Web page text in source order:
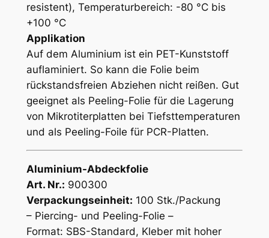
resistent), Temperaturbereich: -80 °C bis
+100 °C
Applikation
Auf dem Aluminium ist ein PET-Kunststoff
auflaminiert. So kann die Folie beim
rückstandsfreien Abziehen nicht reißen. Gut
geeignet als Peeling-Folie für die Lagerung
von Mikrotiterplatten bei Tiefsttemperaturen
und als Peeling-Foile für PCR-Platten.
Aluminium-Abdeckfolie
Art. Nr.: 900300
Verpackungseinheit: 100 Stk./Packung
– Piercing- und Peeling-Folie –
Format: SBS-Standard, Kleber mit hoher